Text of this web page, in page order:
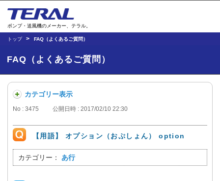
ポンプ・送風機のメーカー、テラル。
トップ FAQ（よくあるご質問）
FAQ（よくあるご質問）
カテゴリー表示
No : 3475 公開日時 : 2017/02/10 22:30
【用語】 オプション（おぷしょん） option
カテゴリー： あ行